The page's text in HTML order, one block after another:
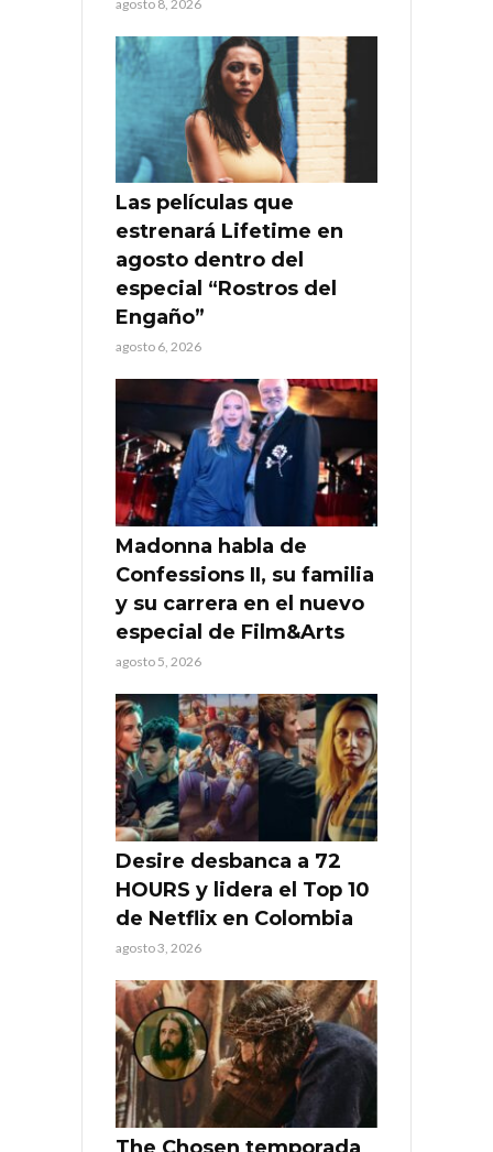
agosto 8, 2026
Las películas que
estrenará Lifetime en
agosto dentro del
especial “Rostros del
Engaño”
agosto 6, 2026
Madonna habla de
Confessions II, su familia
y su carrera en el nuevo
especial de Film&Arts
agosto 5, 2026
Desire desbanca a 72
HOURS y lidera el Top 10
de Netflix en Colombia
agosto 3, 2026